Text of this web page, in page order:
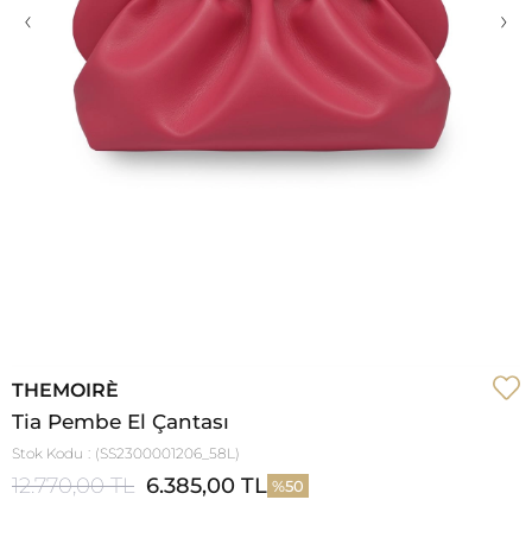
‹ ›
THEMOIRÈ
Tia Pembe El Çantası
Stok Kodu (SS2300001206_58L)
12.770,00 TL 6.385,00 TL 50